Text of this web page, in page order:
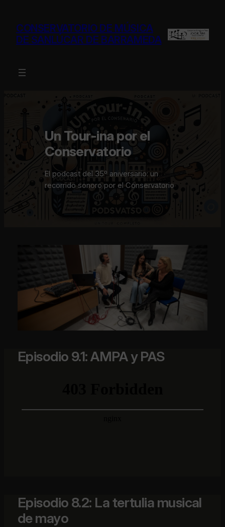
contenido
CONSERVATORIO DE MÚSICA
DE SANLÚCAR DE BARRAMEDA
Un Tour-ina por el
Conservatorio
El podcast del 35º aniversario: un
recorrido sonoro por el Conservatorio
Episodio 9.1: AMPA y PAS
Episodio 8.2: La tertulia musical
de mayo